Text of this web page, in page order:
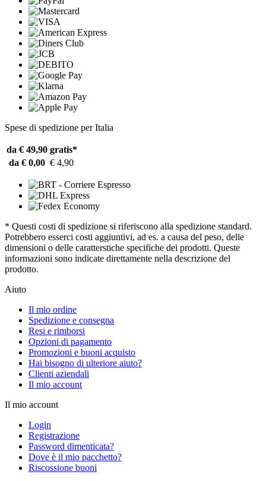
Spese di spedizione per Italia
da € 49,90 gratis*
da € 0,00 € 4,90
* Questi costi di spedizione si riferiscono alla spedizione standard.
Potrebbero esserci costi aggiuntivi, ad es. a causa del peso, delle
dimensioni o delle caratterstiche specifiche dei prodotti. Queste
informazioni sono indicate direttamente nella descrizione del
prodotto.
Aiuto
Il mio ordine
Spedizione e consegna
Resi e rimborsi
Opzioni di pagamento
Promozioni e buoni acquisto
Hai bisogno di ulteriore aiuto?
Clienti aziendali
Il mio account
Il mio account
Login
Registrazione
Password dimenticata?
Dove è il mio pacchetto?
Riscossione buoni